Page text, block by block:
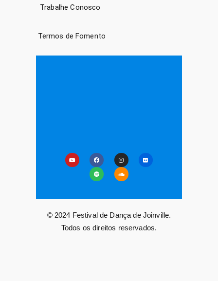
Trabalhe Conosco
Termos de Fomento
© 2024 Festival de Dança de Joinville.
Todos os direitos reservados.